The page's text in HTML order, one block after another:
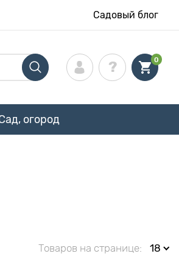
Садовый блог
0
огород
Товаров на странице: 18